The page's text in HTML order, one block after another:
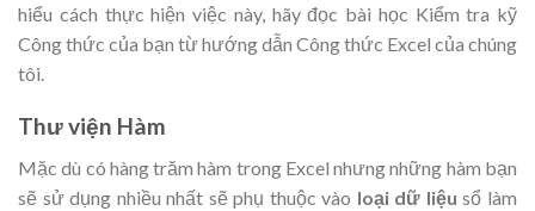
hiểu cách thực hiện việc này, hãy đọc bài học Kiểm tra kỹ
Công thức của bạn từ hướng dẫn Công thức Excel của chúng
tôi
Thư viện Hàm
Mặc dù có hàng trăm hàm trong Excel nhưng những hàm bạn
sẽ sử dụng nhiều nhất sẽ phụ thuộc vào loại dữ liệu sổ làm